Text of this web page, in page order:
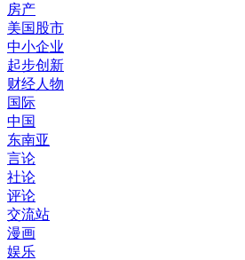
房产
美国股市
中小企业
起步创新
财经人物
国际
中国
东南亚
言论
社论
评论
交流站
漫画
娱乐